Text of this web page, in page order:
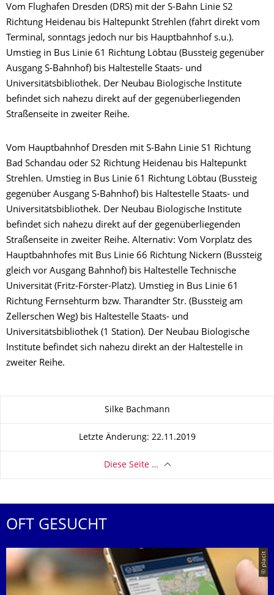
Vom Flughafen Dresden (DRS) mit der S-Bahn Linie S2
Richtung Heidenau bis Haltepunkt Strehlen (fährt direkt vom
Terminal, sonntags jedoch nur bis Hauptbahnhof s.u.).
Umstieg in Bus Linie 61 Richtung Löbtau (Bussteig gegenüber
Ausgang S-Bahnhof) bis Haltestelle Staats- und
Universitätsbibliothek. Der Neubau Biologische Institute
befindet sich nahezu direkt auf der gegenüberliegenden
Straßenseite in zweiter Reihe.
Vom Hauptbahnhof Dresden mit S-Bahn Linie S1 Richtung
Bad Schandau oder S2 Richtung Heidenau bis Haltepunkt
Strehlen. Umstieg in Bus Linie 61 Richtung Löbtau (Bussteig
gegenüber Ausgang S-Bahnhof) bis Haltestelle Staats- und
Universitätsbibliothek. Der Neubau Biologische Institute
befindet sich nahezu direkt auf der gegenüberliegenden
Straßenseite in zweiter Reihe. Alternativ: Vom Vorplatz des
Hauptbahnhofes mit Bus Linie 66 Richtung Nickern (Bussteig
gleich vor Ausgang Bahnhof) bis Haltestelle Technische
Universität (Fritz-Förster-Platz). Umstieg in Bus Linie 61
Richtung Fernsehturm bzw. Tharandter Str. (Bussteig am
Zellerschen Weg) bis Haltestelle Staats- und
Universitätsbibliothek (1 Station). Der Neubau Biologische
Institute befindet sich nahezu direkt an der Haltestelle in
zweiter Reihe.
Silke Bachmann
Letzte Änderung: 22.11.2019
Diese Seite …
OFT GESUCHT
© placit